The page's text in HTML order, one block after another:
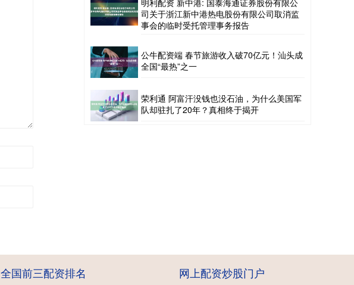
司关于浙江新中港热电股份有限公司取消监
事会的临时受托管理事务报告
公牛配资端 春节旅游收入破70亿元！汕头成
全国“最热”之一
荣利通 阿富汗没钱也没石油，为什么美国军
队却驻扎了20年？真相终于揭开
全国前三配资排名 网上配资炒股门户